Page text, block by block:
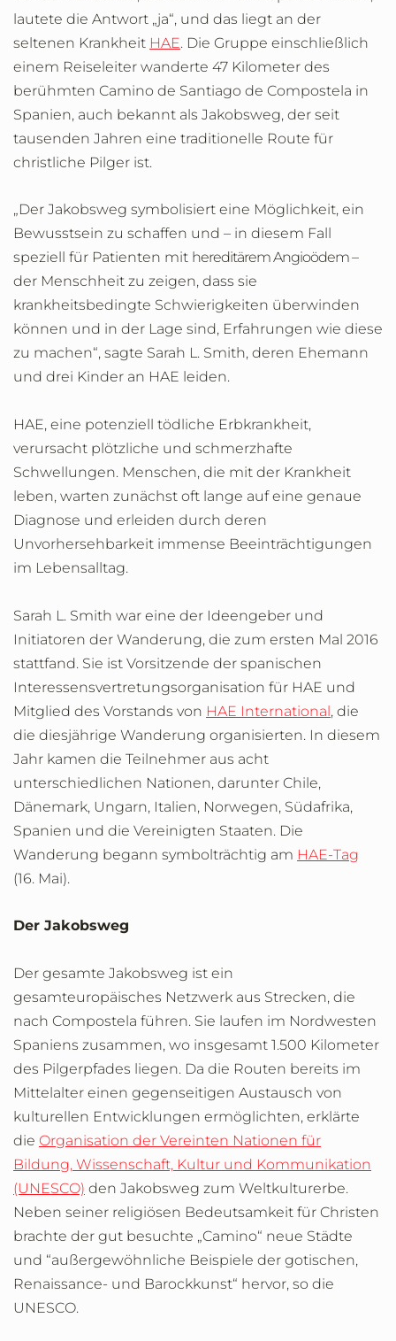
lautete die Antwort „ja“, und das liegt an der
seltenen Krankheit HAE. Die Gruppe einschließlich
einem Reiseleiter wanderte 47 Kilometer des
berühmten Camino de Santiago de Compostela in
Spanien, auch bekannt als Jakobsweg, der seit
tausenden Jahren eine traditionelle Route für
christliche Pilger ist.
„Der Jakobsweg symbolisiert eine Möglichkeit, ein
Bewusstsein zu schaffen und – in diesem Fall
speziell für Patienten mit hereditärem Angioödem –
der Menschheit zu zeigen, dass sie
krankheitsbedingte Schwierigkeiten überwinden
können und in der Lage sind, Erfahrungen wie diese
zu machen“, sagte Sarah L. Smith, deren Ehemann
und drei Kinder an HAE leiden.
HAE, eine potenziell tödliche Erbkrankheit,
verursacht plötzliche und schmerzhafte
Schwellungen. Menschen, die mit der Krankheit
leben, warten zunächst oft lange auf eine genaue
Diagnose und erleiden durch deren
Unvorhersehbarkeit immense Beeinträchtigungen
im Lebensalltag.
Sarah L. Smith war eine der Ideengeber und
Initiatoren der Wanderung, die zum ersten Mal 2016
stattfand. Sie ist Vorsitzende der spanischen
Interessensvertretungsorganisation für HAE und
Mitglied des Vorstands von HAE International, die
die diesjährige Wanderung organisierten. In diesem
Jahr kamen die Teilnehmer aus acht
unterschiedlichen Nationen, darunter Chile,
Dänemark, Ungarn, Italien, Norwegen, Südafrika,
Spanien und die Vereinigten Staaten. Die
Wanderung begann symbolträchtig am HAE-Tag
(16. Mai).
Der Jakobsweg
Der gesamte Jakobsweg ist ein
gesamteuropäisches Netzwerk aus Strecken, die
nach Compostela führen. Sie laufen im Nordwesten
Spaniens zusammen, wo insgesamt 1.500 Kilometer
des Pilgerpfades liegen. Da die Routen bereits im
Mittelalter einen gegenseitigen Austausch von
kulturellen Entwicklungen ermöglichten, erklärte
die Organisation der Vereinten Nationen für
Bildung, Wissenschaft, Kultur und Kommunikation
(UNESCO) den Jakobsweg zum Weltkulturerbe.
Neben seiner religiösen Bedeutsamkeit für Christen
brachte der gut besuchte „Camino“ neue Städte
und “außergewöhnliche Beispiele der gotischen,
Renaissance- und Barockkunst“ hervor, so die
UNESCO.